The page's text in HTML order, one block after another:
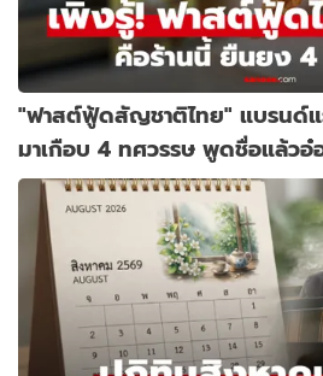
"ฟาสต์ฟู้ดสัญชาติไทย" แบรนด์แ
มาเกือบ 4 ทศวรรษ พูดชื่อแล้วอ๋